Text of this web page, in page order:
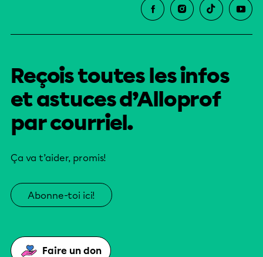
Reçois toutes les infos
et astuces d’Alloprof
par courriel.
Ça va t’aider, promis!
Abonne-toi ici!
Faire un don